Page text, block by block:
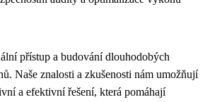
přístup a budování dlouhodobých
Naše znalosti a zkušenosti nám umožňují
a efektivní řešení, která pomáhají